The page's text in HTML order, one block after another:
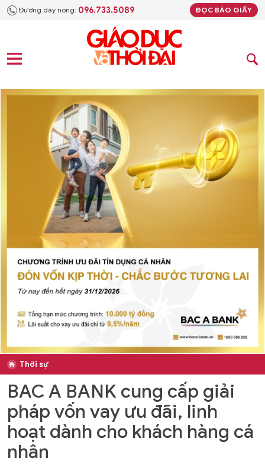
Đường dây nóng: 096.733.5089 ĐỌC BÁO GIẤY
Thời sự
BAC A BANK cung cấp giải
pháp vốn vay ưu đãi, linh
hoạt dành cho khách hàng cá
nhân